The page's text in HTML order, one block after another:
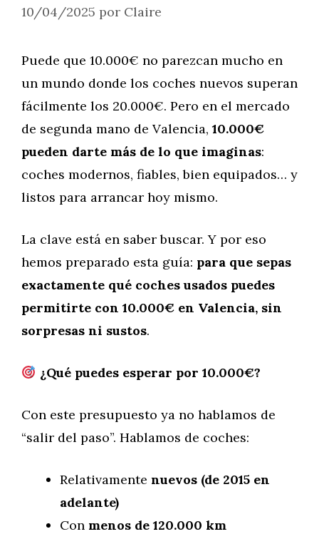
10/04/2025 por Claire
Puede que 10.000€ no parezcan mucho en
un mundo donde los coches nuevos superan
fácilmente los 20.000€. Pero en el mercado
de segunda mano de Valencia, 10.000€
pueden darte más de lo que imaginas:
coches modernos, fiables, bien equipados… y
listos para arrancar hoy mismo.
La clave está en saber buscar. Y por eso
hemos preparado esta guía: para que sepas
exactamente qué coches usados puedes
permitirte con 10.000€ en Valencia, sin
sorpresas ni sustos.
¿Qué puedes esperar por 10.000€?
Con este presupuesto ya no hablamos de
“salir del paso”. Hablamos de coches:
Relativamente nuevos (de 2015 en
adelante)
Con menos de 120.000 km